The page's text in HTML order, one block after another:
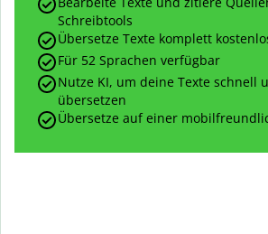
Schreibtools
Übersetze Texte komplett
Für 52 Sprachen verfügbar
Nutze KI, um deine Texte schnell
übersetzen
Übersetze auf einer